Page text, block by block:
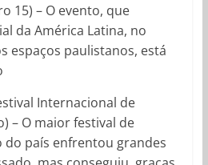
15) – O evento, que
da América Latina, no
espaços paulistanos, está
Internacional de
– O maior festival de
do país enfrentou grandes